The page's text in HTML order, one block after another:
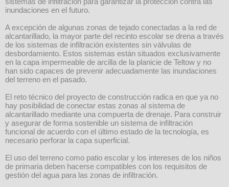
inundaciones en el futuro.
A excepción de algunas zonas de tejado conectadas a la red de
alcantarillado, la mayor parte del recinto escolar se drena a través
de los sistemas de infiltración existentes sin válvulas de
desbordamiento. Estos sistemas están situados exclusivamente
en la capa impermeable de arcilla de la planicie de Teltow y no
han sido capaces de prevenir adecuadamente las inundaciones
del terreno en el pasado.
El reto técnico del proyecto de construcción radica en que ya no
hay posibilidad de conectar estas zonas al sistema de
alcantarillado mediante una compuerta de drenaje. Para construir
y asegurar de forma sostenible un sistema de infiltración
funcional de acuerdo con el último estado de la tecnología, es
necesario perforar la capa superficial.
El uso del terreno como patio escolar y los intereses de los niños
de primaria deben hacerse compatibles con los requisitos de
gestión del agua para las zonas de infiltración.